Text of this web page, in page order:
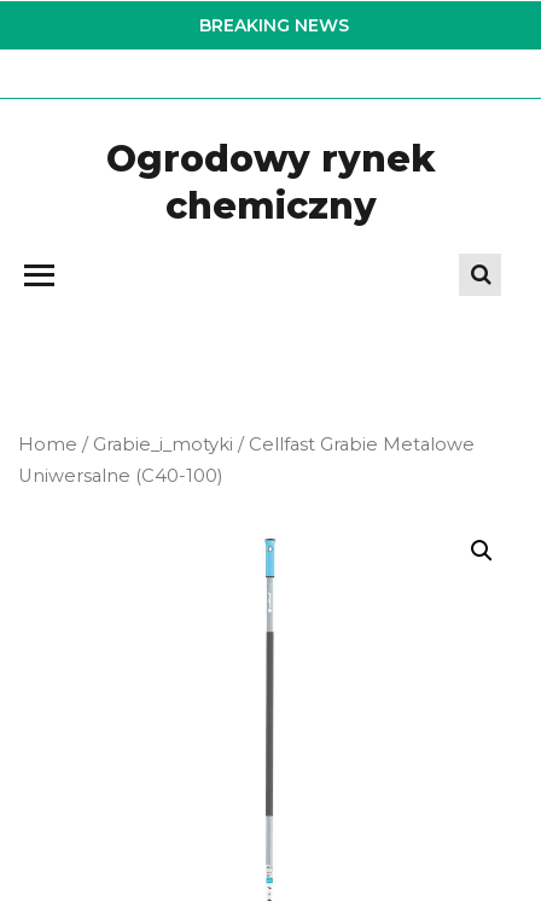
to
BREAKING NEWS
Ogrodowy rynek
chemiczny
Home / Grabie_i_motyki / Cellfast Grabie Metalowe
Uniwersalne (C40-100)